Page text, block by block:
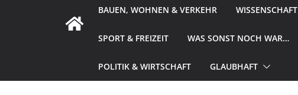
BAUEN, WOHNEN & VERKEHR WISSENSCHAFT
SPORT & FREIZEIT WAS SONST NOCH WAR…
POLITIK & WIRTSCHAFT GLAUBHAFT